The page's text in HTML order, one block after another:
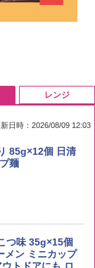
米 精米 5kg
潟県産にじのき
ウィスキ
クリア ウヰス
ウイスキー ハ
日時：2026/08/09 12:03
85g×12個 日清
麺
つ味 35g×15個
メン ミニカップ
レンジ